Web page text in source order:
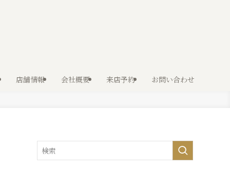
店舗情報 会社概要 来店予約 お問い合わせ